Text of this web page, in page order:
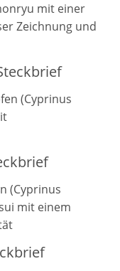
mit einer
Zeichnung und
(Cyprinus
(Cyprinus
mit einem